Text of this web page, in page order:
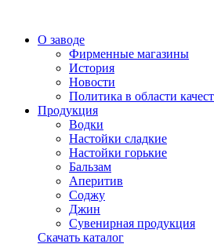
О заводе
Фирменные магазины
История
Новости
Политика в области
Продукция
Водки
Настойки сладкие
Настойки горькие
Бальзам
Аперитив
Соджу
Джин
Сувенирная продукция
Скачать каталог